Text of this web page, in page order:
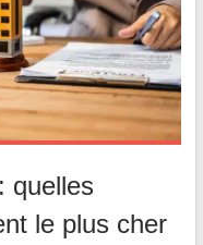
quelles
le plus cher